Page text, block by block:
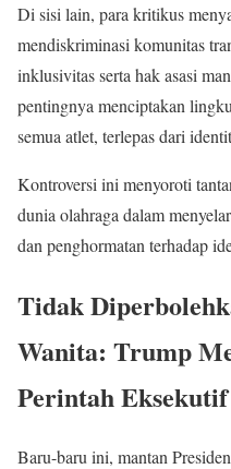
Di sisi lain, para kritikus
mendiskriminasi komunitas
inklusivitas serta hak asasi
pentingnya menciptakan
semua atlet, terlepas dari
Kontroversi ini menyoroti
dunia olahraga dalam
dan penghormatan terhadap
Tidak
Wanita: Trump
Perintah
Baru-baru ini, mantan